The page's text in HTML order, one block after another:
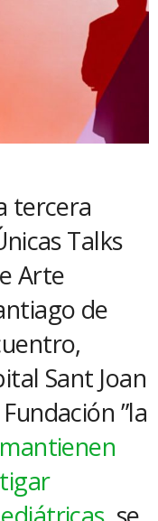
tercera
Talks
Arte
de
Sant Joan
”la